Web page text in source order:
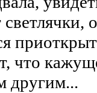
что
другим...